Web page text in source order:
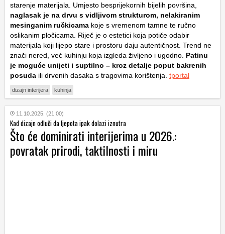
starenje materijala. Umjesto besprijekornih bijelih površina,
naglasak je na drvu s vidljivom strukturom, nelakiranim
mesinganim ručkicama koje s vremenom tamne te ručno
oslikanim pločicama. Riječ je o estetici koja potiče odabir
materijala koji lijepo stare i prostoru daju autentičnost. Trend ne
znači nered, već kuhinju koja izgleda življeno i ugodno. Patinu
je moguće unijeti i suptilno – kroz detalje poput bakrenih
posuda ili drvenih dasaka s tragovima korištenja. tportal
dizajn interijera kuhinja
11.10.2025. (21:00)
Kad dizajn odluči da ljepota ipak dolazi iznutra
Što će dominirati interijerima u 2026.:
povratak prirodi, taktilnosti i miru